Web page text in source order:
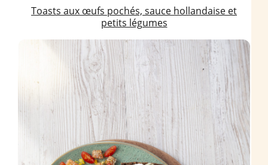
Toasts aux œufs pochés, sauce hollandaise et
petits légumes